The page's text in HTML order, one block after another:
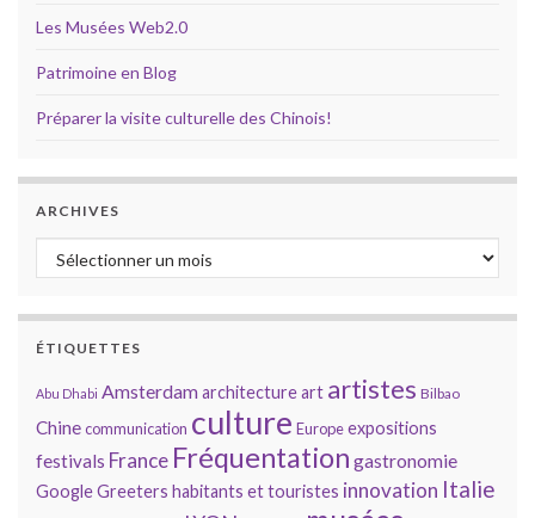
Les Musées Web2.0
Patrimoine en Blog
Préparer la visite culturelle des Chinois!
ARCHIVES
Archives
ÉTIQUETTES
Abu Dhabi Amsterdamarchitectureart artistes Bilbao
Chinecommunication culture Europeexpositions
festivals France Fréquentation gastronomie
GoogleGreeters habitants et touristes innovation Italie